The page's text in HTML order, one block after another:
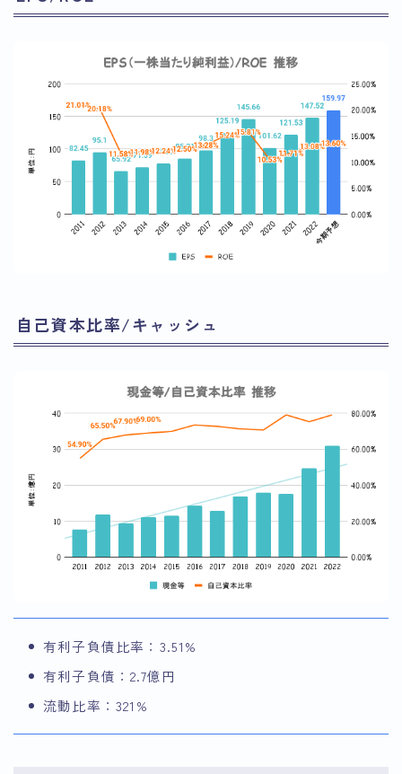
自己資本比率/キャッシュ
有利子負債比率：3.51%
有利子負債：2.7億円
流動比率：321%